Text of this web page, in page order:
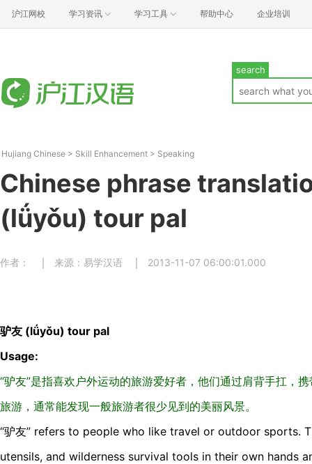
沪江网校 学习资讯 学习工具 帮助中心 企业培训
search
Hujiang Chinese > Skill Enhancement > Speaking
Chinese phrase
(lǘyǒu) tour pal
作者： 来源：易学汉语 2013-11-07 06:00:01.000
驴友 (lǘyǒu) tour pal
Usage:
“驴友”是指喜欢户外运动的旅游爱好者，他们通过肩背手扛，
旅游，通常能发现一般旅游者很少见到的美丽风景。
“驴友” refers to people who like travel or outdoor sports.
utensils, and wilderness survival tools in their own hands